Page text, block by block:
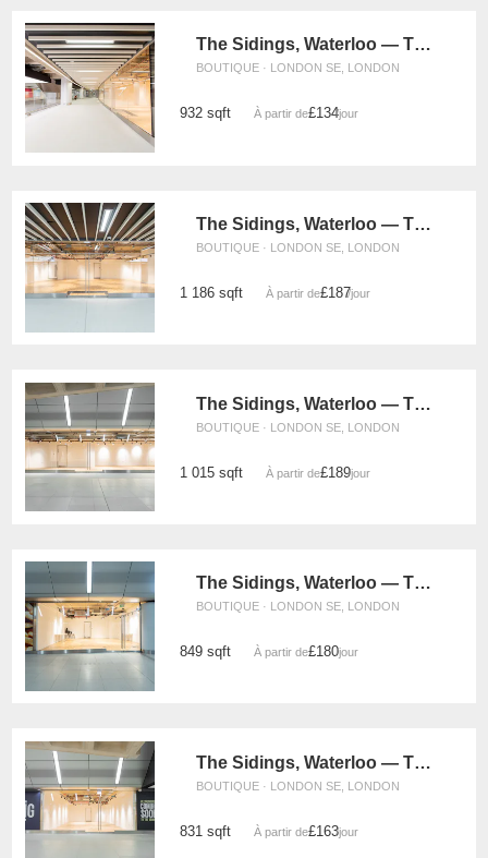
The Sidings, Waterloo — The Large Front Retail Space (G19)
BOUTIQUE · LONDON SE, LONDON
932 sqft À partir de£134/jour
The Sidings, Waterloo — The Large Retail Space (G18)
BOUTIQUE · LONDON SE, LONDON
1 186 sqft À partir de£187/jour
The Sidings, Waterloo — The Glass Box Retail Space (UG15)
BOUTIQUE · LONDON SE, LONDON
1 015 sqft À partir de£189/jour
The Sidings, Waterloo — The Retail Strip Space (UG08)
BOUTIQUE · LONDON SE, LONDON
849 sqft À partir de£180/jour
The Sidings, Waterloo — The White Box Retail Space (UG11)
BOUTIQUE · LONDON SE, LONDON
831 sqft À partir de£163/jour